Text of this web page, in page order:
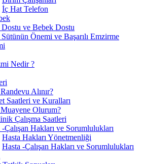
İç Hat Telefon
ve Bebek Dostu
Önemi ve Başarılı Emzirme
Nedir ?
Alınır?
Saatleri ve Kuralları
Muayene Olurum?
Çalışma Saatleri
-Çalışan Hakları ve Sorumlulukları
Hasta Hakları Yönetmenliği
Hasta -Çalışan Hakları ve Sorumlulukları